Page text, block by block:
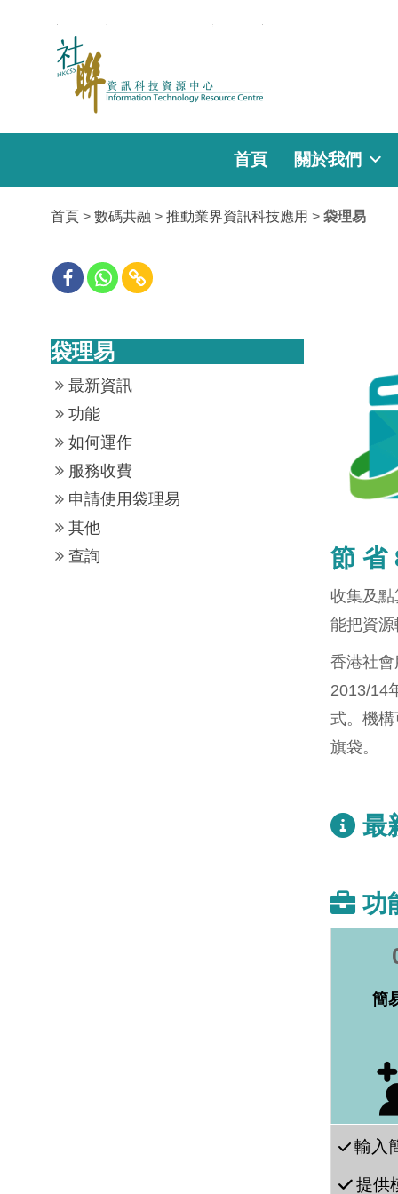
首頁 關於我們
首頁 > 數碼共融 > 推動業界資訊科技應用 > 袋理易
袋理易
最新資訊
功能
如何運作
服務收費
申請使用袋理易
其他
查詢
節 省
收集及
能把資
香港社
2013/14
式。機
旗袋。
最
功
簡
輸入
提供